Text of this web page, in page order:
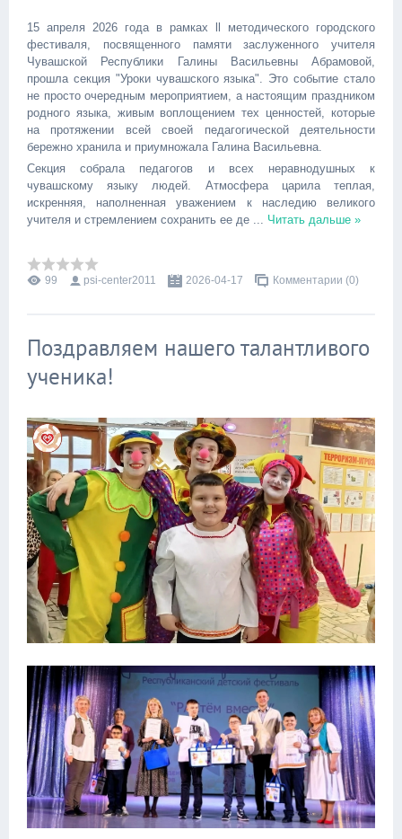
15 апреля 2026 года в рамках ll методического городского
фестиваля, посвященного памяти заслуженного учителя
Чувашской Республики Галины Васильевны Абрамовой,
прошла секция "Уроки чувашского языка". Это событие стало
не просто очередным мероприятием, а настоящим праздником
родного языка, живым воплощением тех ценностей, которые
на протяжении всей своей педагогической деятельности
бережно хранила и приумножала Галина Васильевна.
Секция собрала педагогов и всех неравнодушных к
чувашскому языку людей. Атмосфера царила теплая,
искренняя, наполненная уважением к наследию великого
учителя и стремлением сохранить ее де ... Читать дальше »
99 psi-center2011 2026-04-17 Комментарии (0)
Поздравляем нашего талантливого
ученика!